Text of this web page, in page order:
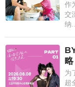
作
交
纳...
为
超